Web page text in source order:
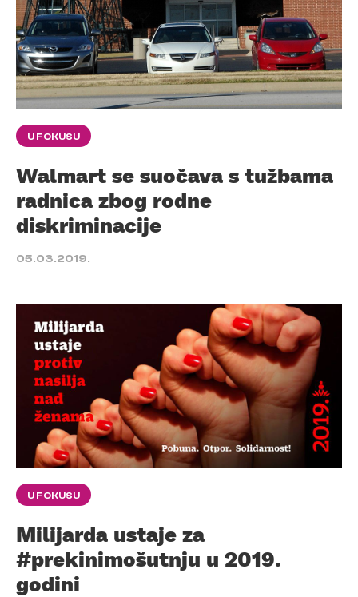
U FOKUSU
Walmart se suočava s tužbama
radnica zbog rodne
diskriminacije
05.03.2019.
U FOKUSU
Milijarda ustaje za
#prekinimošutnju u 2019.
godini